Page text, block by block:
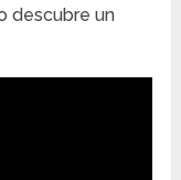
descubre un